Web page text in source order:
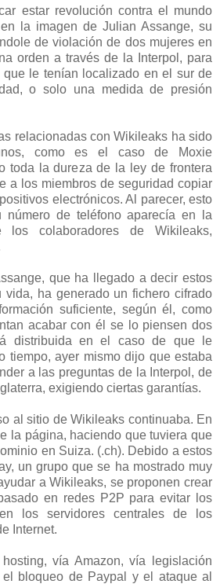
estar revolución contra el mundo
la imagen de Julian Assange, su
de violación de dos mujeres en
orden a través de la Interpol, para
que le tenían localizado en el sur de
o solo una medida de presión
relacionadas con Wikileaks ha sido
como es el caso de Moxie
toda la dureza de la ley de frontera
a los miembros de seguridad copiar
electrónicos. Al parecer, esto
número de teléfono aparecía en la
colaboradores de Wikileaks,
que ha llegado a decir estos
ha generado un fichero cifrado
suficiente, según él, como
acabar con él se lo piensen dos
distribuida en el caso de que le
tiempo, ayer mismo dijo que estaba
a las preguntas de la Interpol, de
exigiendo ciertas garantías.
al sitio de Wikileaks continuaba. En
la página, haciendo que tuviera que
en Suiza. (.ch). Debido a estos
un grupo que se ha mostrado muy
a Wikileaks, se proponen crear
en redes P2P para evitar los
los servidores centrales de los
Internet.
vía Amazon, vía legislación
bloqueo de Paypal y el ataque al